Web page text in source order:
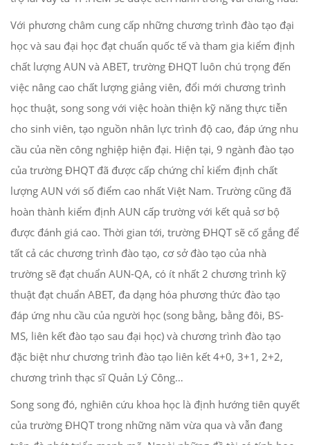
Với phương châm cung cấp những chương trình đào tạo đại
học và sau đại học đạt chuẩn quốc tế và tham gia kiểm định
chất lượng AUN và ABET, trường ĐHQT luôn chú trọng đến
việc nâng cao chất lượng giảng viên, đổi mới chương trình
học thuật, song song với việc hoàn thiện kỹ năng thực tiễn
cho sinh viên, tạo nguồn nhân lực trình độ cao, đáp ứng nhu
cầu của nền công nghiệp hiện đại. Hiện tại, 9 ngành đào tạo
của trường ĐHQT đã được cấp chứng chỉ kiểm định chất
lượng AUN với số điểm cao nhất Việt Nam. Trường cũng đã
hoàn thành kiểm định AUN cấp trường với kết quả sơ bộ
được đánh giá cao. Thời gian tới, trường ĐHQT sẽ cố gắng để
tất cả các chương trình đào tạo, cơ sở đào tạo của nhà
trường sẽ đạt chuẩn AUN-QA, có ít nhất 2 chương trình kỹ
thuật đạt chuẩn ABET, đa dạng hóa phương thức đào tạo
đáp ứng nhu cầu của người học (song bằng, bằng đôi, BS-
MS, liên kết đào tạo sau đại học) và chương trình đào tạo
đặc biệt như chương trình đào tạo liên kết 4+0, 3+1, 2+2,
chương trình thạc sĩ Quản Lý Công…
Song song đó, nghiên cứu khoa học là định hướng tiên quyết
của trường ĐHQT trong những năm vừa qua và vẫn đang